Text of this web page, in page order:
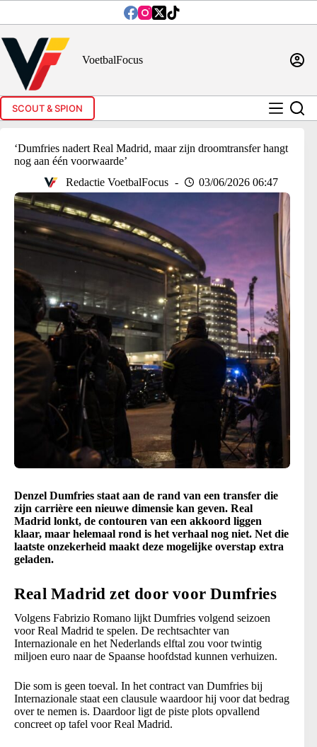
inhoud
VoetbalFocus
SCOUT & SPION
‘Dumfries nadert Real Madrid, maar zijn droomtransfer hangt
nog aan één voorwaarde’
Redactie VoetbalFocus
03/06/2026 06:47
Denzel Dumfries staat aan de rand van een transfer die
zijn carrière een nieuwe dimensie kan geven. Real
Madrid lonkt, de contouren van een akkoord liggen
klaar, maar helemaal rond is het verhaal nog niet. Net die
laatste onzekerheid maakt deze mogelijke overstap extra
geladen.
Real Madrid zet door voor Dumfries
Volgens Fabrizio Romano lijkt Dumfries volgend seizoen
voor Real Madrid te spelen. De rechtsachter van
Internazionale en het Nederlands elftal zou voor twintig
miljoen euro naar de Spaanse hoofdstad kunnen verhuizen.
Die som is geen toeval. In het contract van Dumfries bij
Internazionale staat een clausule waardoor hij voor dat bedrag
over te nemen is. Daardoor ligt de piste plots opvallend
concreet op tafel voor Real Madrid.